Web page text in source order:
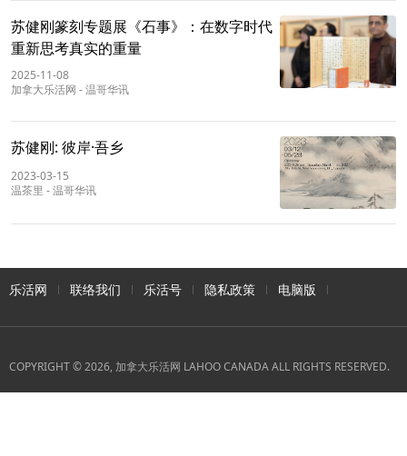
苏健刚篆刻专题展《石事》：在数字时代
重新思考真实的重量
2025-11-08
加拿大乐活网 -温哥华讯
苏健刚: 彼岸·吾乡
2023-03-15
温茶里 -温哥华讯
乐活网 联络我们 乐活号 隐私政策 电脑版
COPYRIGHT © 2026, 加拿大乐活网 LAHOO CANADA ALL RIGHTS RESERVED.